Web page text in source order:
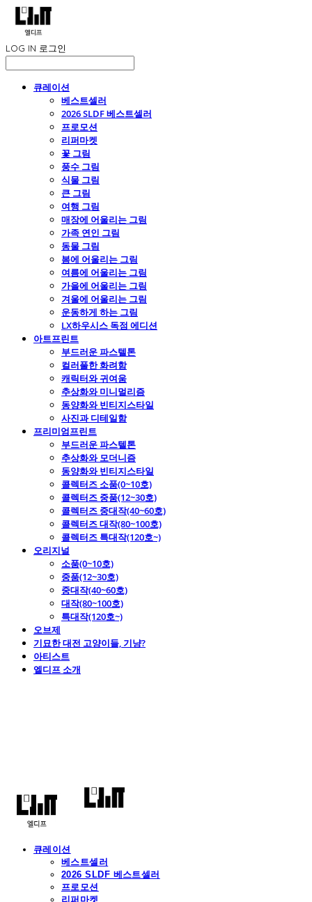
LOG IN 로그인
큐레이션
베스트셀러
2026 SLDF 베스트셀러
프로모션
리퍼마켓
꽃 그림
풍수 그림
식물 그림
큰 그림
여행 그림
매장에 어울리는 그림
가족 연인 그림
동물 그림
봄에 어울리는 그림
여름에 어울리는 그림
가을에 어울리는 그림
겨울에 어울리는 그림
운동하게 하는 그림
LX하우시스 독점 에디션
아트프린트
부드러운 파스텔톤
컬러풀한 화려함
캐릭터와 귀여움
추상화와 미니멀리즘
동양화와 빈티지스타일
사진과 디테일함
프리미엄프린트
부드러운 파스텔톤
추상화와 모더니즘
동양화와 빈티지스타일
콜렉터즈 소품(0~10호)
콜렉터즈 중품(12~30호)
콜렉터즈 중대작(40~60호)
콜렉터즈 대작(80~100호)
콜렉터즈 특대작(120호~)
오리지널
소품(0~10호)
중품(12~30호)
중대작(40~60호)
대작(80~100호)
특대작(120호~)
오브제
기묘한 대전 고양이들, 기냥?
아티스트
엘디프 소개
큐레이션
베스트셀러
2026 SLDF 베스트셀러
프로모션
리퍼마켓